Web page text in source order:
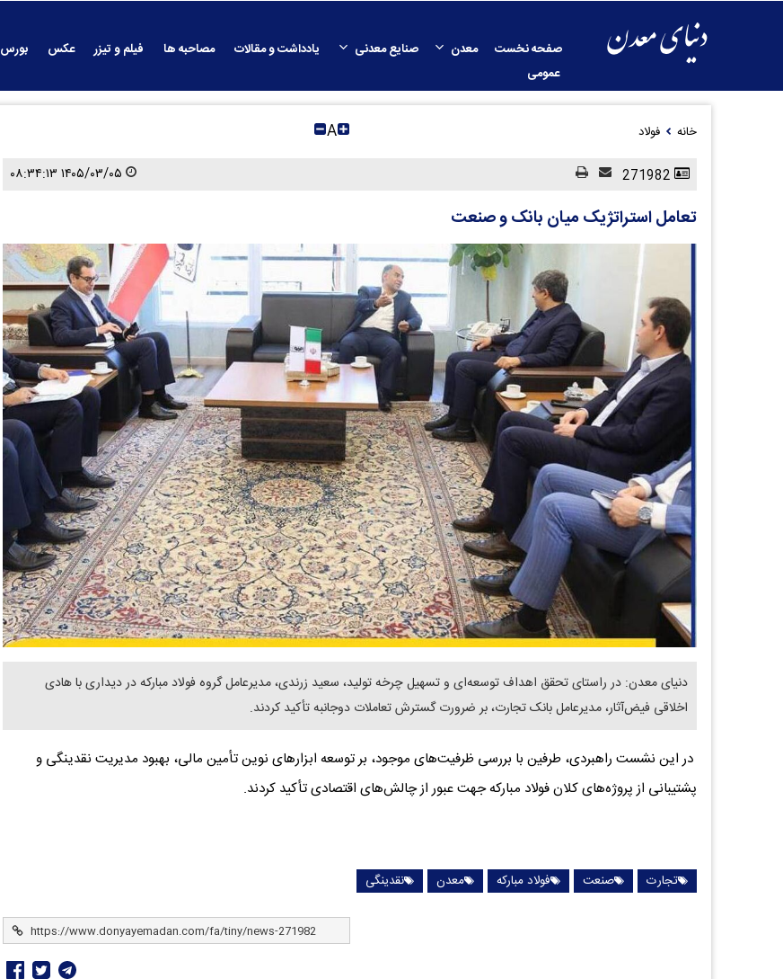
صفحه نخست معدن صنایع معدنی یادداشت و مقالات مصاحبه ها فیلم و تیزر عکس بورس
عمومی
خانه فولاد A
۱۴۰۵/۰۳/۰۵ ۰۸:۳۴:۱۳
تعامل استراتژیک میان بانک و صنعت
دنیای معدن: در راستای تحقق اهداف توسعه‌ای و تسهیل چرخه تولید، سعید زرندی، مدیرعامل گروه فولاد مبارکه در دیداری با هادی
اخلاقی فیض‌آثار، مدیرعامل بانک تجارت، بر ضرورت گسترش تعاملات دوجانبه تأکید کردند.
در این نشست راهبردی، طرفین با بررسی ظرفیت‌های موجود، بر توسعه ابزارهای نوین تأمین مالی، بهبود مدیریت نقدینگی و
پشتیبانی از پروژه‌های کلان فولاد مبارکه جهت عبور از چالش‌های اقتصادی تأکید کردند.
تجارت صنعت فولاد مبارکه معدن نقدینگی